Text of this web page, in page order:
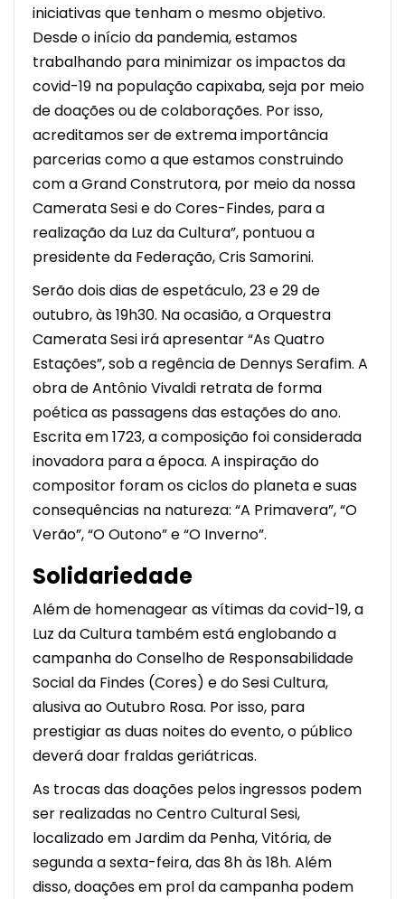
iniciativas que tenham o mesmo objetivo.
Desde o início da pandemia, estamos
trabalhando para minimizar os impactos da
covid-19 na população capixaba, seja por meio
de doações ou de colaborações. Por isso,
acreditamos ser de extrema importância
parcerias como a que estamos construindo
com a Grand Construtora, por meio da nossa
Camerata Sesi e do Cores-Findes, para a
realização da Luz da Cultura”, pontuou a
presidente da Federação, Cris Samorini.
Serão dois dias de espetáculo, 23 e 29 de
outubro, às 19h30. Na ocasião, a Orquestra
Camerata Sesi irá apresentar “As Quatro
Estações”, sob a regência de Dennys Serafim. A
obra de Antônio Vivaldi retrata de forma
poética as passagens das estações do ano.
Escrita em 1723, a composição foi considerada
inovadora para a época. A inspiração do
compositor foram os ciclos do planeta e suas
consequências na natureza: “A Primavera”, “O
Verão”, “O Outono” e “O Inverno”.
Solidariedade
Além de homenagear as vítimas da covid-19, a
Luz da Cultura também está englobando a
campanha do Conselho de Responsabilidade
Social da Findes (Cores) e do Sesi Cultura,
alusiva ao Outubro Rosa. Por isso, para
prestigiar as duas noites do evento, o público
deverá doar fraldas geriátricas.
As trocas das doações pelos ingressos podem
ser realizadas no Centro Cultural Sesi,
localizado em Jardim da Penha, Vitória, de
segunda a sexta-feira, das 8h às 18h. Além
disso, doações em prol da campanha podem